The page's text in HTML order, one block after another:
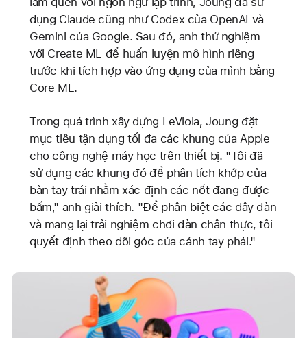
dụng Claude cũng như Codex của OpenAI và
Gemini của Google. Sau đó, anh thử nghiệm
với Create ML để huấn luyện mô hình riêng
trước khi tích hợp vào ứng dụng của mình bằng
Core ML.
Trong quá trình xây dựng LeViola, Joung đặt
mục tiêu tận dụng tối đa các khung của Apple
cho công nghệ máy học trên thiết bị. "Tôi đã
sử dụng các khung đó để phân tích khớp của
bàn tay trái nhằm xác định các nốt đang được
bấm," anh giải thích. "Để phân biệt các dây đàn
và mang lại trải nghiệm chơi đàn chân thực, tôi
quyết định theo dõi góc của cánh tay phải."